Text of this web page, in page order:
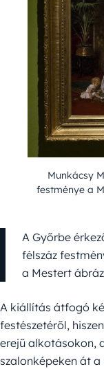
Munkácsy
festménye a
A Győrbe
félszáz
a Mestert
A kiállítás átfogó
festészetéről,
erejű alkotásokon,
szalonképeken át